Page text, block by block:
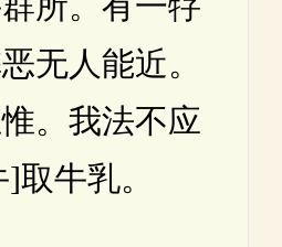
无人能近。
。我法不应
取牛乳。